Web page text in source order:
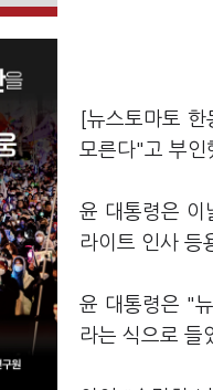
[뉴스토마토
모른다"고 부인
윤 대통령은 이
라이트 인사 등
윤 대통령은 "
라는 식으로 들